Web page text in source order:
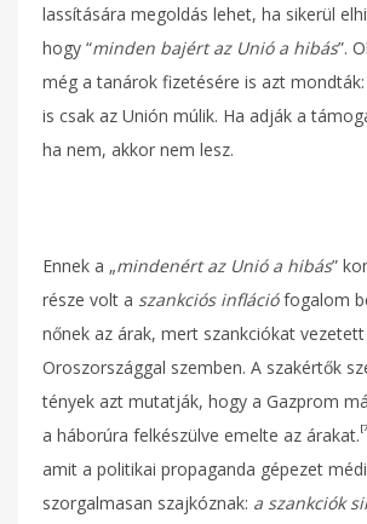
lassítására megoldás lehet, ha sikerül
hogy “minden bajért az Unió a hibás”.
még a tanárok fizetésére is azt
is csak az Unión múlik. Ha adják a
ha nem, akkor nem lesz.
Ennek a „mindenért az Unió a hibás”
része volt a szankciós inflációfogalom
nőnek az árak, mert szankciókat
Oroszországgal szemben. A szakértők
tények azt mutatják, hogy a Gazprom
a háborúra felkészülve emelte az árakat.
amit a politikai propaganda gépezet
szorgalmasan szajkóznak: a szankciók